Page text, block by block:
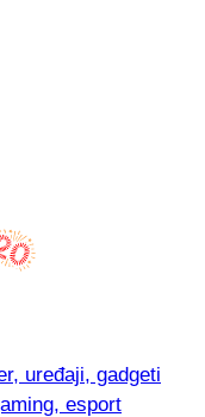
uređaji, gadgeti
esport